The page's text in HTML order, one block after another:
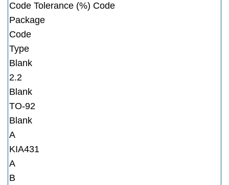
Code Tolerance (%) Code
Package
Code
Type
Blank
2.2
Blank
TO-92
Blank
A
KIA431
A
B